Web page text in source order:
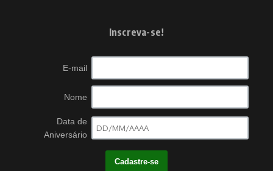
Inscreva-se!
E-mail
Nome
Data de
Aniversário